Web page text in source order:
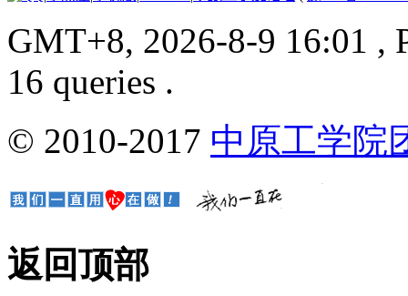
GMT+8, 2026-8-9 16:01 ,
16 queries .
© 2010-2017 中原工学院
返回顶部